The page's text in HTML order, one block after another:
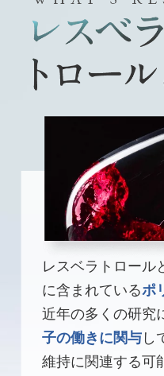
レスベラトロール
に含まれているポ
近年の多くの研究
子の働きに関与 し
維持に関連する可